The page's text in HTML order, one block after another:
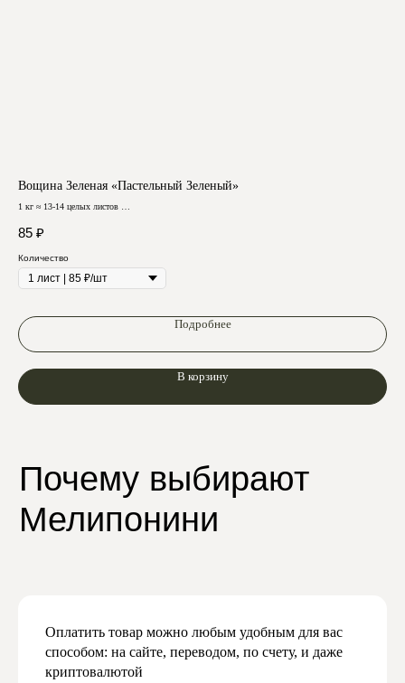
Вощина Зеленая «Пастельный Зеленый»
1 кг ≈ 13-14 целых листов
85 ₽
Количество
Подробнее
В корзину
Оплатить товар можно любым удобным для вас
способом: на сайте, переводом, по счету, и даже
криптовалютой
Отзывы
Мы будем присылать вам действительно
важную и актуальную информацию,
Подпишитесь
на нашу рассылку
Даю согласие на обработку персональных
данных в соответствии сполитикой
конфиденциальности
Даю согласие на получение рекламной